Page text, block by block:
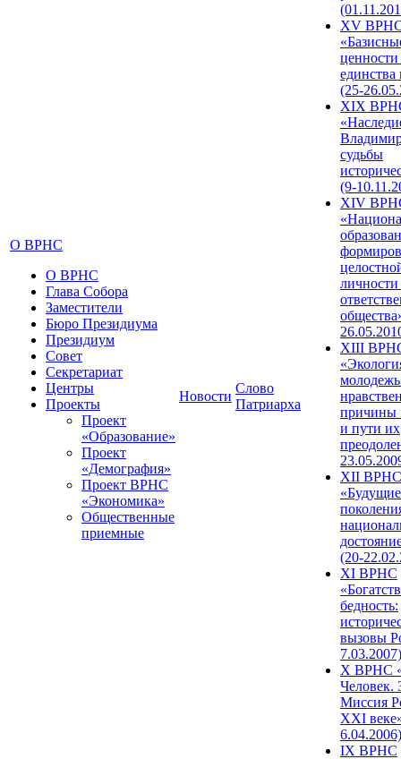
О ВРНС
О ВРНС
Глава Собора
Заместители
Бюро Президиума
Президиум
Совет
Секретариат
Центры
Проекты
Проект
«Образование»
Проект
«Демография»
Проект ВРНС
«Экономика»
Общественные
приемные
Новости
Слово
Патриарха
XV
единства
(25-
XIX
судьбы
(9-
XIV
XIII
причины
и пути их
XII ВРНС
«Будущие
(20-
XI ВРНС
бедность:
вызовы
7.03.2007)
X ВРНС
Человек.
Миссия
XXI
6.04.2006)
IX ВРНС